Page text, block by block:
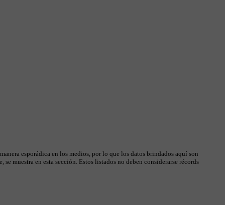
esporádica en los medios, por lo que los datos brindados aquí son
muestra en esta sección. Estos listados no deben considerarse récords